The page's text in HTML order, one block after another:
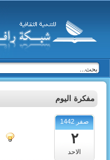
مفكرة اليوم
صفر 1442
٢
الاحد